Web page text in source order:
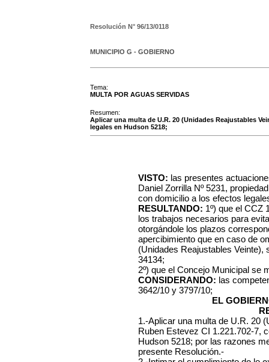
Resolución N° 96/13/0118
MUNICIPIO G - GOBIERNO
Tema:
MULTA POR AGUAS SERVIDAS
Resumen:
Aplicar una multa de U.R. 20 (Unidades Reajustables
legales en Hudson 5218;
VISTO: las presentes
Daniel Zorrilla Nº 5231,
con domicilio a los efectos
RESULTANDO: 1º) que el CCZ
los trabajos necesarios para
otorgándole los plazos
apercibimiento que en caso de
(Unidades Reajustables Veinte),
34134;
2º) que el Concejo Municipal se
CONSIDERANDO: las
3642/10 y 3797/10;
EL
1.-Aplicar una multa de U.R. 20
Ruben Estevez CI 1.221.702-7,
Hudson 5218; por las razones
presente Resolución.-